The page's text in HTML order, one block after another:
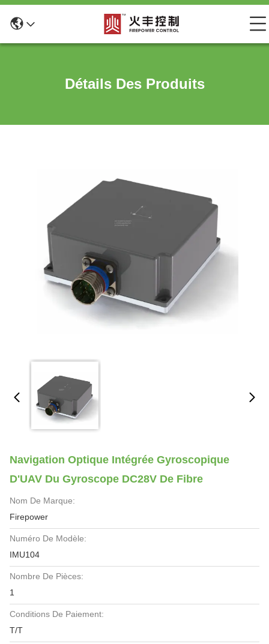
Détails Des Produits
Navigation Optique Intégrée Gyroscopique
D'UAV Du Gyroscope DC28V De Fibre
Nom De Marque:
Firepower
Numéro De Modèle:
IMU104
Nombre De Pièces:
1
Conditions De Paiement:
T/T